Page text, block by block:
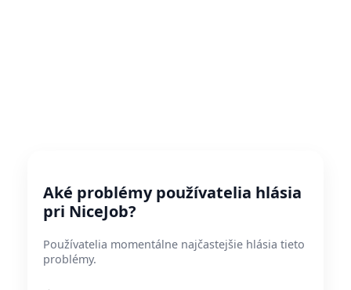
Aké problémy používatelia hlásia
pri NiceJob?
Používatelia momentálne najčastejšie hlásia tieto
problémy.